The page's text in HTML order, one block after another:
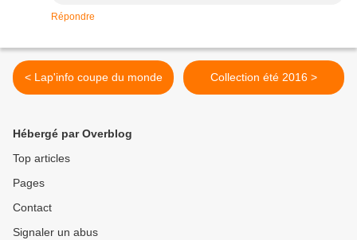
Répondre
< Lap'info coupe du monde Collection été 2016 >
Hébergé par Overblog
Top articles
Pages
Contact
Signaler un abus